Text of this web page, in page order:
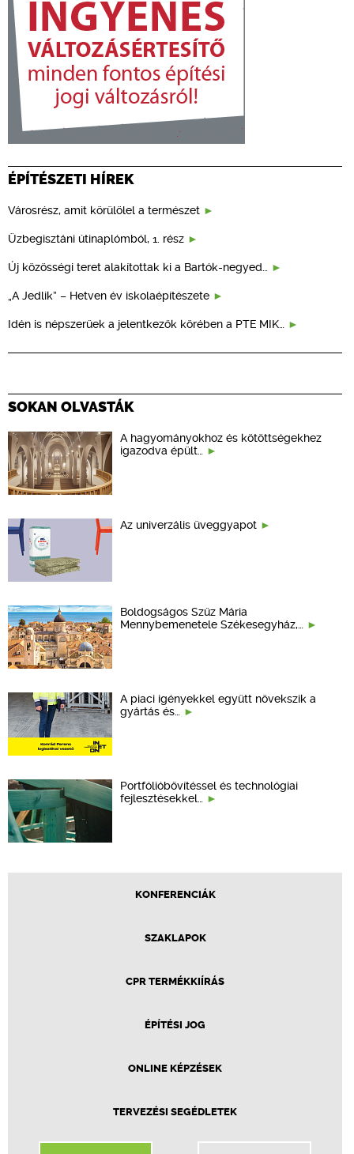
ÉPÍTÉSZETI HÍREK
Városrész, amit körülölel a természet
Üzbegisztáni útinaplómból, 1. rész
Új közösségi teret alakítottak ki a Bartók-negyed…
„A Jedlik” – Hetven év iskolaépítészete
Idén is népszerűek a jelentkezők körében a PTE MIK…
SOKAN OLVASTÁK
A hagyományokhoz és kötöttségekhez
igazodva épült…
Az univerzális üveggyapot
Boldogságos Szűz Mária
Mennybemenetele Székesegyház,…
A piaci igényekkel együtt növekszik a
gyártás és…
Portfólióbővítéssel és technológiai
fejlesztésekkel…
KONFERENCIÁK
SZAKLAPOK
CPR TERMÉKKIÍRÁS
ÉPÍTÉSI JOG
ONLINE KÉPZÉSEK
TERVEZÉSI SEGÉDLETEK